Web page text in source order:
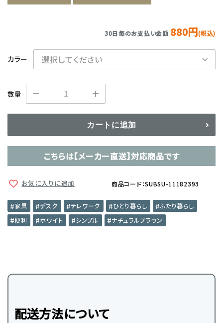
30日毎のお支払い金額 880円(税込)
カラー
数量
カートに追加
こちらは【メーカー直送】対応商品です
お気に入りに追加 商品コード：SUBSU-11182393
家具 デスク テレワーク ひとり暮らし
ふたり暮らし
便利
ホワイト シンプル ナチュラルブラウン
配送方法について